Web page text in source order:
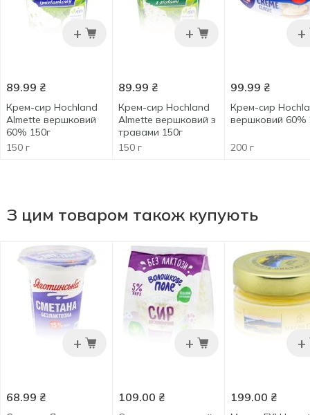
+
89.99 ₴
Крем-сир Hochland
Almette вершковий
60% 150г
150 г
+
89.99 ₴
Крем-сир Hochland
Almette вершковий з
травами 150г
150 г
+
99.99 ₴
Крем-сир
вершковий 60%
200 г
З цим товаром також купують
+
68.99 ₴
+
109.00 ₴
+
199.00 ₴